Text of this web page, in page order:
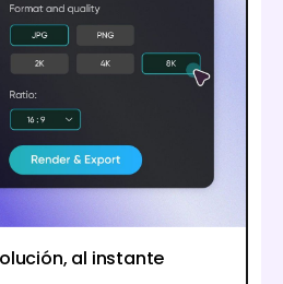
al instante